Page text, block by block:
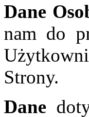
Dane
nam do
Strony.
Dane